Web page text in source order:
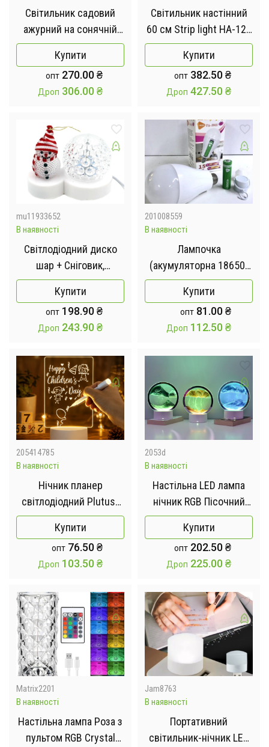
Світильник садовий
ажурний на сонячній
батареї 1 WW
Купити
опт 270.00₴
Дроп 306.00₴
Світильник настінний
60 см Strip light HA-125
Чорний
Купити
опт 382.50₴
Дроп 427.50₴
mu11933652
В наявності
Світлодіодний диско
шар + Сніговик,
світильник новорічний
Купити
опт 198.90₴
Дроп 243.90₴
201008559
В наявності
Лампочка
(акумуляторна 18650)
15Вт, патрон Е27,
енергозберігаюча (LED)
Купити
опт 81.00₴
Дроп 112.50₴
205414785
В наявності
Нічник планер
світлодіодний Plutus-
Quinn , планшет для
малювання
Купити
опт 76.50₴
Дроп 103.50₴
2053d
В наявності
Настільна LED лампа
нічник RGB Пісочний
годинник 3D Sandscape.
Картина Рухомий пісок
Купити
опт 202.50₴
Дроп 225.00₴
Matrix2201
В наявності
Настільна лампа Роза з
пультом RGB Crystal
Jam8763
В наявності
Портативний
світильник-нічник LED